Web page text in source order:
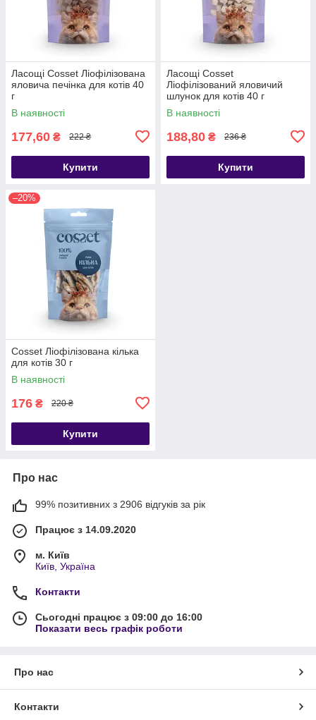
Ласощі Cosset Ліофілізована
яловича печінка для котів 40
г
В наявності
177,60 ₴ 222 ₴
Купити
Ласощі Cosset
Ліофілізований яловичий
шлунок для котів 40 г
В наявності
188,80 ₴ 236 ₴
Купити
–20%
Cosset Ліофілізована кілька
для котів 30 г
В наявності
176 ₴ 220 ₴
Купити
Про нас
99% позитивних з 2906 відгуків за рік
Працює з 14.09.2020
м. Київ
Київ, Україна
Контакти
Сьогодні працює з 09:00 до 16:00
Показати весь графік роботи
Про нас
Контакти